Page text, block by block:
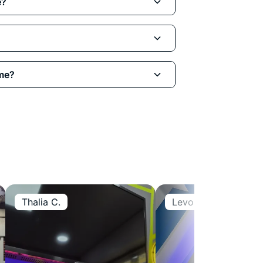
la opción utilizada en tu
ni apps
base), recomendamos realizar
a domicilio en toda
u oficina, reparamos tu Realme
Thalia C. Levon Y.